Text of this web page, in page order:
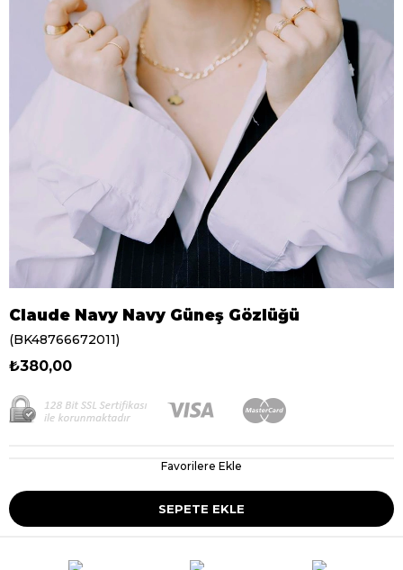
Claude Navy Navy Güneş Gözlüğü
(BK48766672011)
₺380,00
Favorilere Ekle